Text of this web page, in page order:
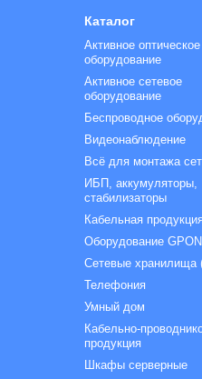
Каталог
Активное оптическое
оборудование
Активное сетевое
оборудование
Беспроводное
Видеонаблюдение
Всё для монтажа
ИБП, аккумуляторы,
стабилизаторы
Кабельная
Оборудование
Сетевые хранилища
Телефония
Умный дом
Кабельно-
продукция
Шкафы серверные